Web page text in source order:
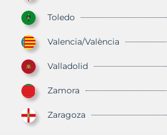
Toledo
Valencia/València
Valladolid
Zamora
Zaragoza